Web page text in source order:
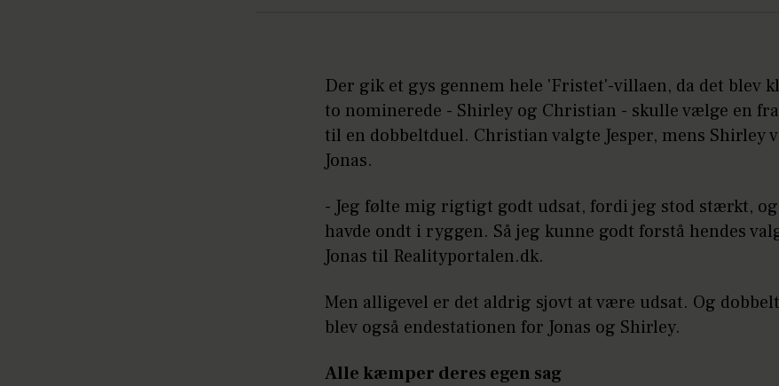
Der gik et gys gennem hele 'Fristet'-villaen, da det blev
to nominerede - Shirley og Christian - skulle vælge en
til en dobbeltduel. Christian valgte Jesper, mens Shirley
Jonas.
- Jeg følte mig rigtigt godt udsat, fordi jeg stod stærkt,
havde ondt i ryggen. Så jeg kunne godt forstå hendes
Jonas til Realityportalen.dk.
Men alligevel er det aldrig sjovt at være udsat. Og
blev også endestationen for Jonas og Shirley.
Alle kæmper deres egen sag